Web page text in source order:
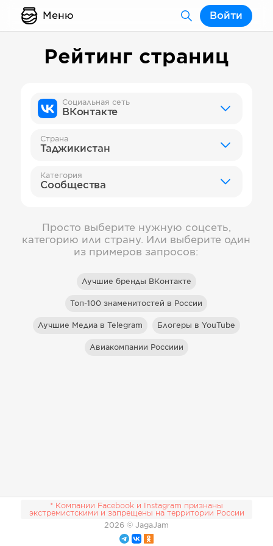
Меню Войти
Рейтинг страниц
Социальная сеть
ВКонтакте
Страна
Таджикистан
Категория
Сообщества
Просто выберите нужную соцсеть,
категорию или страну. Или выберите один
из примеров запросов:
Лучшие бренды ВКонтакте
Топ-100 знаменитостей в России
Лучшие Медиа в Telegram Блогеры в YouTube
Авиакомпании Россиии
* Компании Facebook и Instagram признаны
экстремистскими и запрещены на территории России
2026 © JagaJam